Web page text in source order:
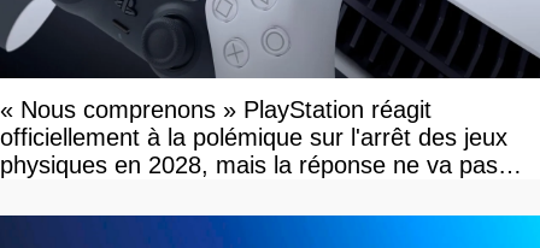
« Nous comprenons » PlayStation réagit
officiellement à la polémique sur l'arrêt des jeux
physiques en 2028, mais la réponse ne va pas